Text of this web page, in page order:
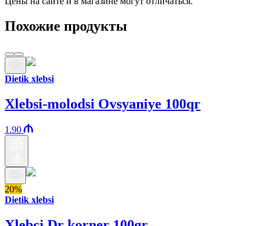
Похожие продукты
Dietik xlebsi
Xlebsi-molodsi Ovsyaniye 100qr
1.90
20%
Dietik xlebsi